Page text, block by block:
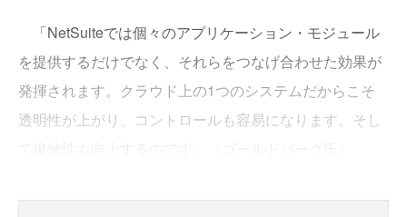
「NetSuiteでは個々のアプリケーション・モジュール
を提供するだけでなく、それらをつなげ合わせた効果が
発揮されます。クラウド上の1つのシステムだからこそ
透明性が上がり、コントロールも容易になります。そし